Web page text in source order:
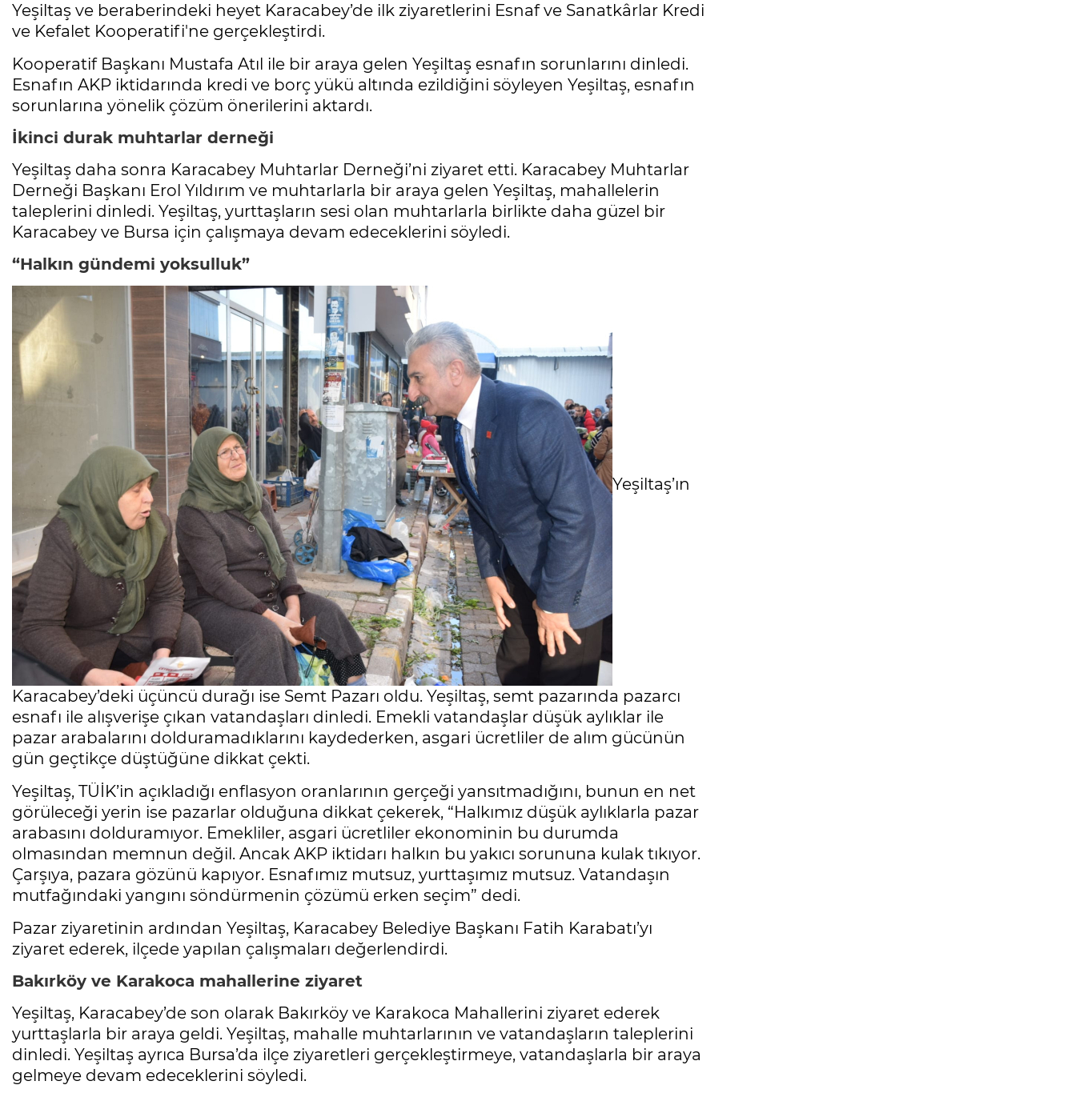
Yeşiltaş ve beraberindeki heyet Karacabey’de ilk ziyaretlerini Esnaf ve Sanatkârlar Kredi
ve Kefalet Kooperatifi'ne gerçekleştirdi.
Kooperatif Başkanı Mustafa Atıl ile bir araya gelen Yeşiltaş esnafın sorunlarını dinledi.
Esnafın AKP iktidarında kredi ve borç yükü altında ezildiğini söyleyen Yeşiltaş, esnafın
sorunlarına yönelik çözüm önerilerini aktardı.
İkinci durak muhtarlar derneği
Yeşiltaş daha sonra Karacabey Muhtarlar Derneği’ni ziyaret etti. Karacabey Muhtarlar
Derneği Başkanı Erol Yıldırım ve muhtarlarla bir araya gelen Yeşiltaş, mahallelerin
taleplerini dinledi. Yeşiltaş, yurttaşların sesi olan muhtarlarla birlikte daha güzel bir
Karacabey ve Bursa için çalışmaya devam edeceklerini söyledi.
“Halkın gündemi yoksulluk”
Yeşiltaş’ın
Karacabey’deki üçüncü durağı ise Semt Pazarı oldu. Yeşiltaş, semt pazarında pazarcı
esnafı ile alışverişe çıkan vatandaşları dinledi. Emekli vatandaşlar düşük aylıklar ile
pazar arabalarını dolduramadıklarını kaydederken, asgari ücretliler de alım gücünün
gün geçtikçe düştüğüne dikkat çekti.
Yeşiltaş, TÜİK’in açıkladığı enflasyon oranlarının gerçeği yansıtmadığını, bunun en net
görüleceği yerin ise pazarlar olduğuna dikkat çekerek, “Halkımız düşük aylıklarla pazar
arabasını dolduramıyor. Emekliler, asgari ücretliler ekonominin bu durumda
olmasından memnun değil. Ancak AKP iktidarı halkın bu yakıcı sorununa kulak tıkıyor.
Çarşıya, pazara gözünü kapıyor. Esnafımız mutsuz, yurttaşımız mutsuz. Vatandaşın
mutfağındaki yangını söndürmenin çözümü erken seçim” dedi.
Pazar ziyaretinin ardından Yeşiltaş, Karacabey Belediye Başkanı Fatih Karabatı’yı
ziyaret ederek, ilçede yapılan çalışmaları değerlendirdi.
Bakırköy ve Karakoca mahallerine ziyaret
Yeşiltaş, Karacabey’de son olarak Bakırköy ve Karakoca Mahallerini ziyaret ederek
yurttaşlarla bir araya geldi. Yeşiltaş, mahalle muhtarlarının ve vatandaşların taleplerini
dinledi. Yeşiltaş ayrıca Bursa’da ilçe ziyaretleri gerçekleştirmeye, vatandaşlarla bir araya
gelmeye devam edeceklerini söyledi.